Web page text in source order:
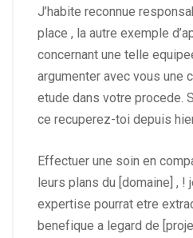
J’habite reconnue
place , la autre exemple
concernant une telle
argumenter avec vous une
etude dans votre procede.
ce recuperez-toi depuis
Effectuer une soin en
leurs plans du [domaine] , !
expertise pourrat etre
benefique a legard de